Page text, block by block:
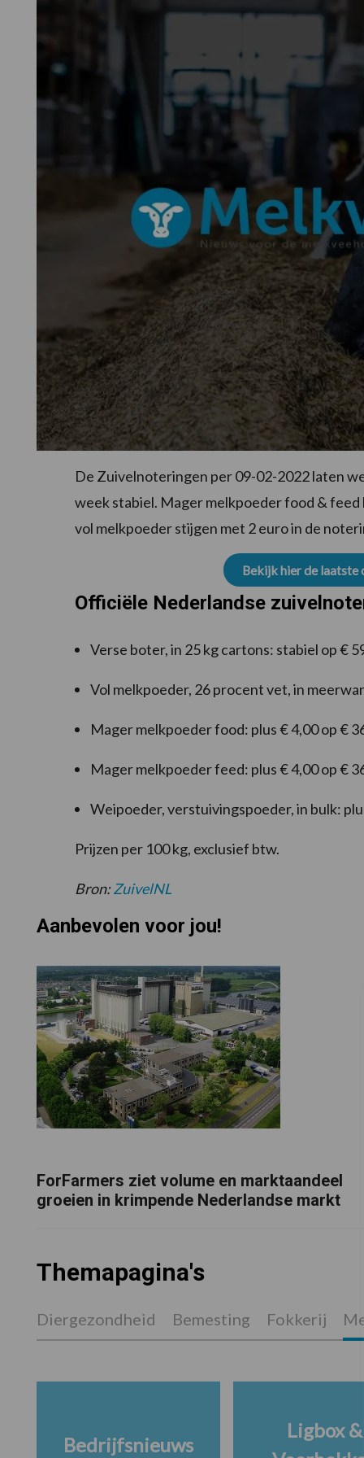
De Zuivelnoteringen per 09-02-2022 laten
week stabiel. Mager melkpoeder food &
vol melkpoeder stijgen met 2 euro in de
Bekijk hier de
Officiële Nederlandse
Verse boter, in 25 kg cartons: stabiel op €
Vol melkpoeder, 26 procent vet, in
Mager melkpoeder food: plus € 4,00 op €
Mager melkpoeder feed: plus € 4,00 op €
Weipoeder, verstuivingspoeder, in bulk:
Prijzen per 100 kg, exclusief btw.
Bron:ZuivelNL
Aanbevolen voor jou!
ForFarmers ziet volume en marktaandeel
groeien in krimpende Nederlandse markt
Themapagina's
Diergezondheid Bemesting Fokkerij
Bedrijfsnieuws
Ligbox &